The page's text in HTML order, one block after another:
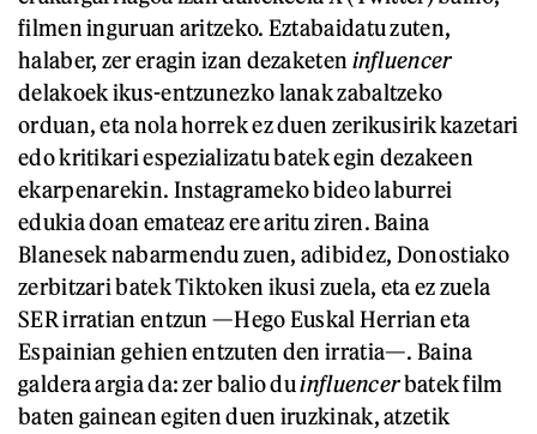
filmen inguruan aritzeko. Eztabaidatu zuten,
halaber, zer eragin izan dezaketen influencer
delakoek ikus-entzunezko lanak zabaltzeko
orduan, eta nola horrek ez duen zerikusirik kazetari
edo kritikari espezializatu batek egin dezakeen
ekarpenarekin. Instagrameko bideo laburrei
edukia doan emateaz ere aritu ziren. Baina
Blanesek nabarmendu zuen, adibidez, Donostiako
zerbitzari batek Tiktoken ikusi zuela, eta ez zuela
SER irratian entzun —Hego Euskal Herrian eta
Espainian gehien entzuten den irratia—. Baina
galdera argia da: zer balio duinfluencerbatek film
baten gainean egiten duen iruzkinak, atzetik